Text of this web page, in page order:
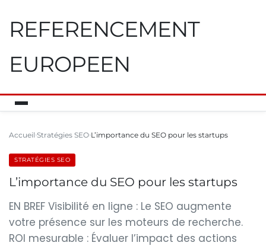
REFERENCEMENT
EUROPEEN
Accueil Stratégies SEO L’importance du SEO pour les startups
STRATÉGIES SEO
L’importance du SEO pour les startups
EN BREF Visibilité en ligne : Le SEO augmente
votre présence sur les moteurs de recherche.
ROI mesurable : Évaluer l’impact des actions